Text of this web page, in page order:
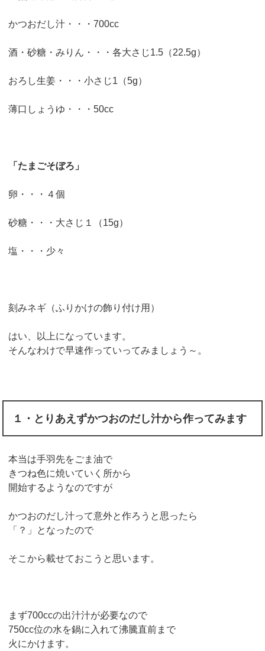
かつおだし汁・・・700cc
酒・砂糖・みりん・・・各大さじ1.5（22.5g）
おろし生姜・・・小さじ1（5g）
薄口しょうゆ・・・50cc
「たまごそぼろ」
卵・・・４個
砂糖・・・大さじ１（15g）
塩・・・少々
刻みネギ（ふりかけの飾り付け用）
はい、以上になっています。
そんなわけで早速作っていってみましょう～。
１・とりあえずかつおのだし汁から作ってみます
本当は手羽先をごま油で
きつね色に焼いていく所から
開始するようなのですが
かつおのだし汁って意外と作ろうと思ったら
「？」となったので
そこから載せておこうと思います。
まず700ccの出汁汁が必要なので
750cc位の水を鍋に入れて沸騰直前まで
火にかけます。